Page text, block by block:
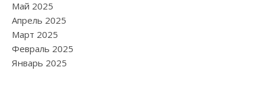
Май 2025
Апрель 2025
Март 2025
Февраль 2025
Январь 2025